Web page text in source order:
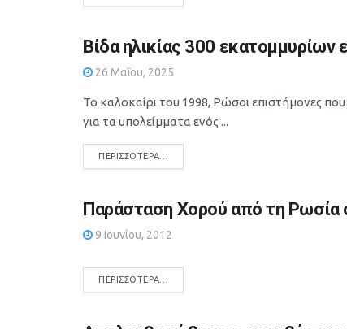
Βίδα ηλικίας 300 εκατομμυρίων
26 Μαΐου, 2025
Το καλοκαίρι του 1998, Ρώσοι επιστήμονες
για τα υπολείμματα ενός ...
ΠΕΡΙΣΣΌΤΕΡΑ...
Παράσταση Χορού από τη Ρωσία
9 Ιουνίου, 2012
ΠΕΡΙΣΣΌΤΕΡΑ...